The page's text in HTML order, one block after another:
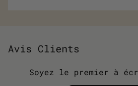
Avis Clients
Soyez le premier à